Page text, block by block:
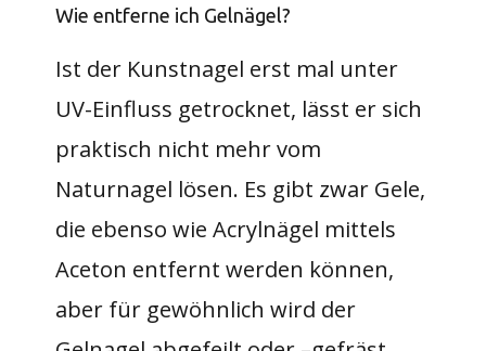
Wie entferne ich Gelnägel?
Ist der Kunstnagel erst mal unter
UV-Einfluss getrocknet, lässt er sich
praktisch nicht mehr vom
Naturnagel lösen. Es gibt zwar Gele,
die ebenso wie Acrylnägel mittels
Aceton entfernt werden können,
aber für gewöhnlich wird der